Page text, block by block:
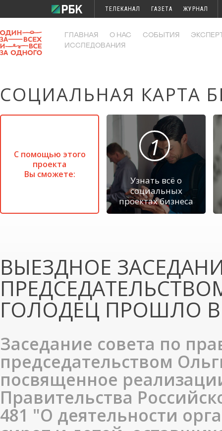
ТЕЛЕКАНАЛ ГАЗЕТА ЖУРНАЛ
ГЛАВНАЯ
О НАС СОБЫТИЯ
ИССЛЕДОВАНИЯ
СОЦИАЛЬНАЯ КАРТА
С помощью этого
проекта
Вы сможете:
1
Узнать всё о
социальных
проектах бизнеса
ВЫЕЗДНОЕ
ГОЛОДЕЦ ПРОШЛО
Заседание совета по
председательством
посвященное
Правительства
481 "О деятельности